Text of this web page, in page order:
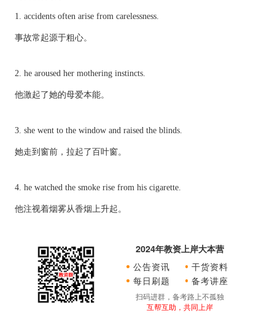
1. accidents often arise from carelessness.
事故常起源于粗心。
2. he aroused her mothering instincts.
他激起了她的母爱本能。
3. she went to the window and raised the blinds.
她走到窗前，拉起了百叶窗。
4. he watched the smoke rise from his cigarette.
他注视着烟雾从香烟上升起。
2024年教资上岸大本营
公告资讯
干货资料
每日刷题
备考讲座
扫码进群，备考路上不孤独
互帮互助，共同上岸